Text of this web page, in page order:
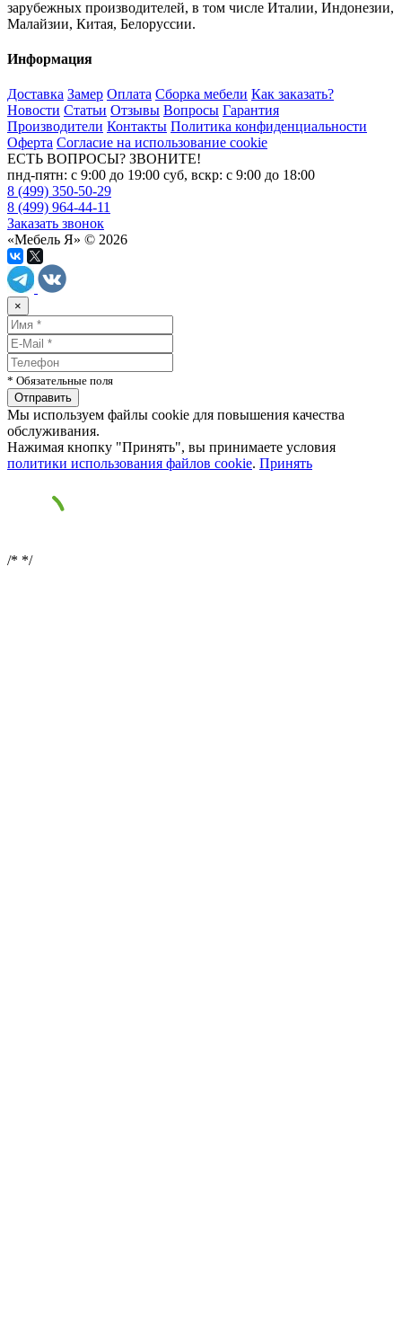
зарубежных производителей, в том числе Италии, Индонезии,
Малайзии, Китая, Белоруссии.
Информация
Доставка Замер Оплата Сборка мебели Как заказать?
Новости Статьи Отзывы Вопросы Гарантия
Производители Контакты Политика конфиденциальности
Оферта Согласие на использование cookie
ЕСТЬ ВОПРОСЫ? ЗВОНИТЕ!
пнд-пятн: с 9:00 до 19:00 суб, вскр: с 9:00 до 18:00
8 (499) 350-50-29
8 (499) 964-44-11
Заказать звонок
«Мебель Я» © 2026
×
* Обязательные поля
Мы используем файлы cookie для повышения качества
обслуживания.
Нажимая кнопку "Принять", вы принимаете условия
политики использования файлов cookie. Принять
/* */